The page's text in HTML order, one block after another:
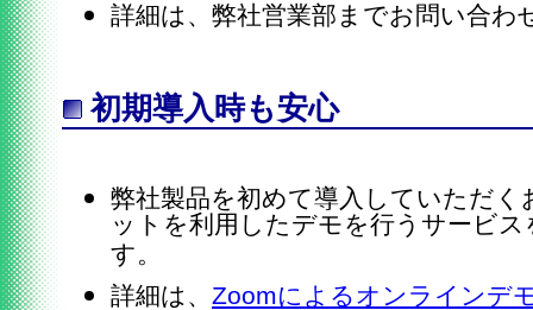
詳細は、弊社営業部までお問い合わ
初期導入時も安心
弊社製品を初めて導入していただ
ットを利用したデモを行うサービ
す。
詳細は、 Zoomによるオンラインデ